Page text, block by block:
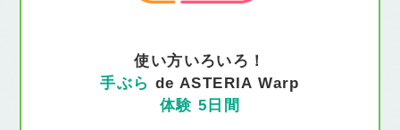
使い方いろいろ！
手ぶら de ASTERIA Warp
体験 5日間